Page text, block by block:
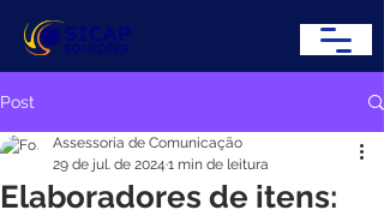
Post
Elaboradores de itens:
Assessoria de Comunicação
29 de jul. de 2024 1 min de leitura